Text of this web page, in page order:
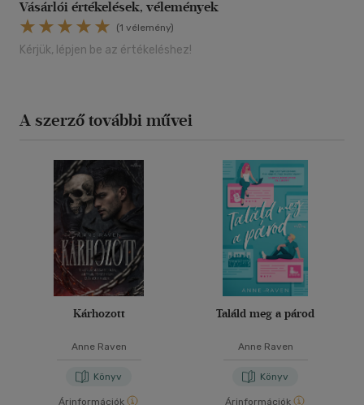
Vásárlói értékelések, vélemények
(1 vélemény)
Kérjük, lépjen be az értékeléshez!
A szerző további művei
Kárhozott
Anne Raven
Könyv
Árinformációk
Találd meg a párod
Anne Raven
Könyv
Árinformációk